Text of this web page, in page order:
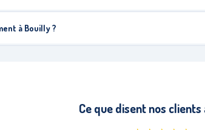
à Bouilly ?
Ce que disent nos clients